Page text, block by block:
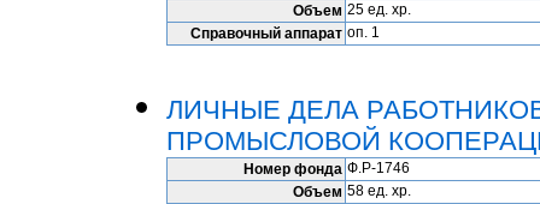
Объем 25 ед. хр.
Справочный аппарат оп. 1
ЛИЧНЫЕ ДЕЛА
ПРОМЫСЛОВОЙ
Номер фонда Ф.Р-1746
Объем 58 ед. хр.